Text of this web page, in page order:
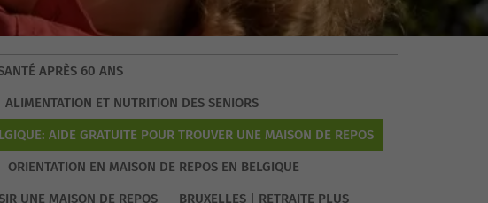
APRÈS 60 ANS
ALIMENTATION ET NUTRITION DES SENIORS
AIDE GRATUITE POUR TROUVER UNE MAISON DE REPOS
ORIENTATION EN MAISON DE REPOS EN BELGIQUE
UNE MAISON DE REPOS
BRUXELLES | RETRAITE PLUS